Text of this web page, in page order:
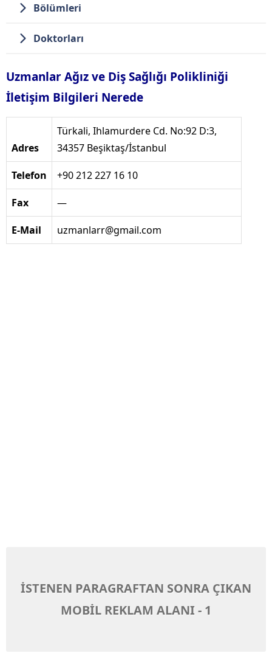
Bölümleri
Doktorları
Uzmanlar Ağız ve Diş Sağlığı Polikliniği
İletişim Bilgileri Nerede
Adres
Türkali, Ihlamurdere Cd. No:92 D:3,
34357 Beşiktaş/İstanbul
Telefon +90 212 227 16 10
Fax —
E-Mail uzmanlarr@gmail.com
İSTENEN PARAGRAFTAN SONRA ÇIKAN
MOBİL REKLAM ALANI - 1